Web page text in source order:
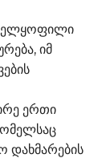
იმ
ერთი
დახმარების